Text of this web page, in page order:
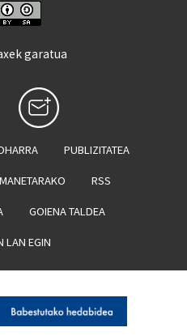
garatua
PUBLIZITATEA
RSS
GOIENA TALDEA
LAN EGIN